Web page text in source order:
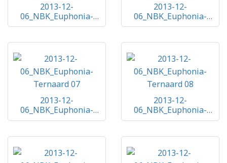
2013-12-
06_NBK_Euphonia-
Ternaard 05
2013-12-
06_NBK_Euphonia-
Ternaard 06
2013-12-
06_NBK_Euphonia-
Ternaard 07
2013-12-
06_NBK_Euphonia-
Ternaard 08